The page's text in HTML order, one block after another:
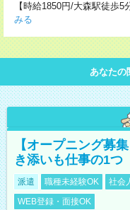
【時給1850円/大森駅徒歩
みる
あなたの
【オープニング募
き添いも仕事の1つ
派遣 職種未経験OK 社会
WEB登録・面接OK